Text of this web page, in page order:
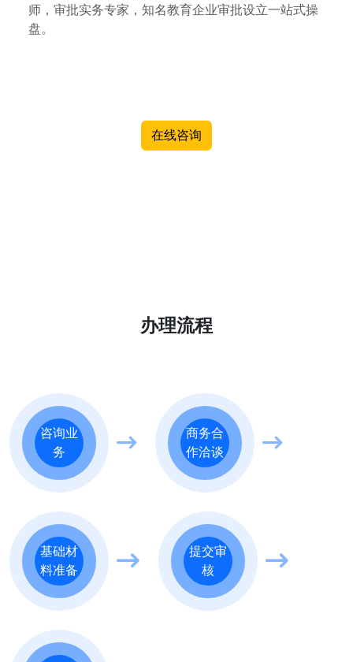
师，审批实务专家，知名教育企业审批设立一站式操
盘。
在线咨询
办理流程
咨询业
务
商务合
作洽谈
基础材
料准备
提交审
核